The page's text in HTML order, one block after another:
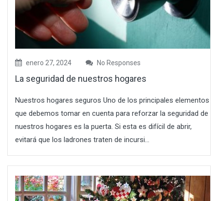
enero 27, 2024 No Responses
La seguridad de nuestros hogares
Nuestros hogares seguros Uno de los principales elementos
que debemos tomar en cuenta para reforzar la seguridad de
nuestros hogares es la puerta. Si esta es difícil de abrir,
evitará que los ladrones traten de incursi...